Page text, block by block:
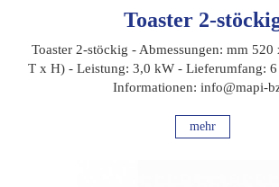
Toaster 2-
Toaster 2-stöckig - Abmessungen: mm
T x H) - Leistung: 3,0 kW - Lieferumfang:
Informationen: info@mapi-
mehr